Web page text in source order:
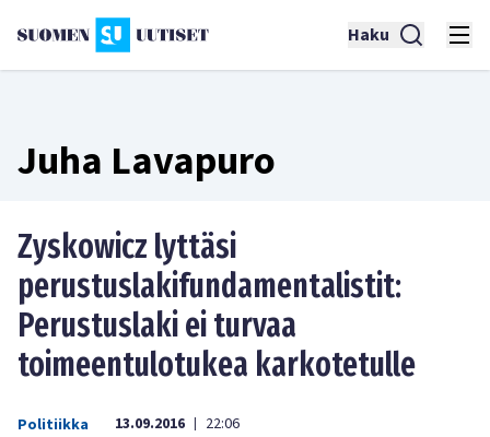
Haku
Juha Lavapuro
Zyskowicz lyttäsi
perustuslakifundamentalistit:
Perustuslaki ei turvaa
toimeentulotukea karkotetulle
Politiikka 13.09.2016 | 22:06